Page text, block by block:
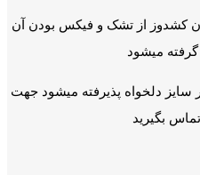
کشدوز از تشک و فیکس بودن آن
دلخواه پذیرفته میشود جهت